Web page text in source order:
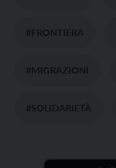
#FRONTIERA
#MIGRAZIONI
#SOLIDARIETÀ